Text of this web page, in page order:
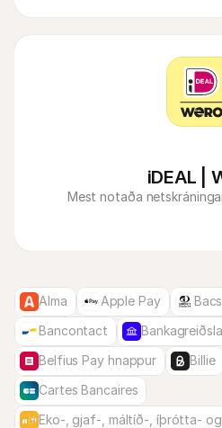
iDEAL |
Mest notaða
Alma Apple Pay Bacs
Bancontact
Bankagreiðsla
Belfius Pay hnappur
Billie
Cartes Bancaires
Eko-, gjaf-, máltíð-, íþrótta-